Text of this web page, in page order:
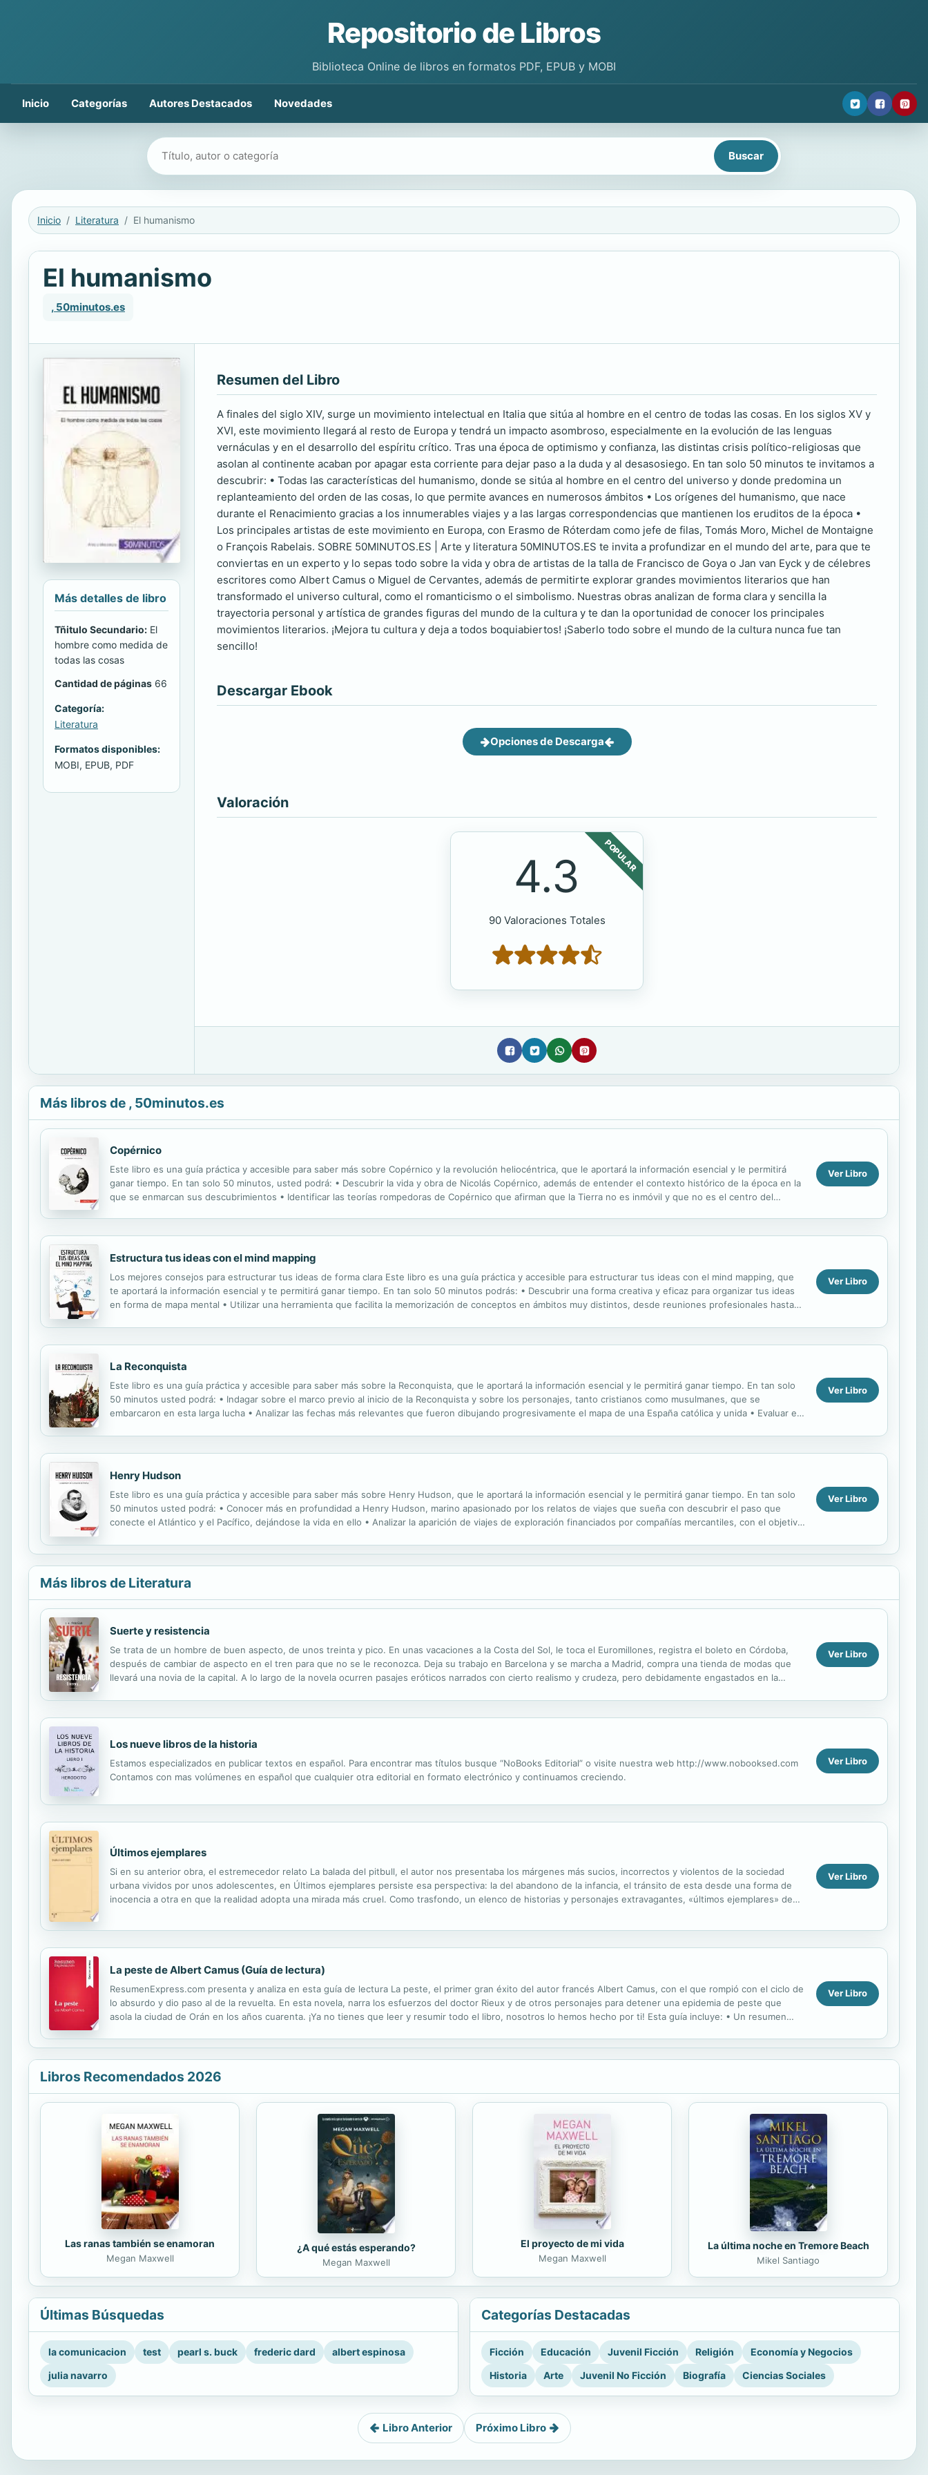
Repositorio de Libros
Biblioteca Online de libros en formatos PDF, EPUB y MOBI
Inicio Categorías Autores Destacados Novedades
Buscar libros
Inicio Literatura El humanismo
El humanismo
, 50minutos.es
Más detalles de libro
Tñitulo Secundario: El
hombre como medida de
todas las cosas
Cantidad de páginas 66
Categoría:
Literatura
Formatos disponibles:
MOBI, EPUB, PDF
Resumen del Libro
A finales del siglo XIV, surge un movimiento intelectual en Italia que sitúa al hombre en el centro de todas las cosas. En los siglos XV y
XVI, este movimiento llegará al resto de Europa y tendrá un impacto asombroso, especialmente en la evolución de las lenguas
vernáculas y en el desarrollo del espíritu crítico. Tras una época de optimismo y confianza, las distintas crisis político-religiosas que
asolan al continente acaban por apagar esta corriente para dejar paso a la duda y al desasosiego. En tan solo 50 minutos te invitamos a
descubrir: • Todas las características del humanismo, donde se sitúa al hombre en el centro del universo y donde predomina un
replanteamiento del orden de las cosas, lo que permite avances en numerosos ámbitos • Los orígenes del humanismo, que nace
durante el Renacimiento gracias a los innumerables viajes y a las largas correspondencias que mantienen los eruditos de la época •
Los principales artistas de este movimiento en Europa, con Erasmo de Róterdam como jefe de filas, Tomás Moro, Michel de Montaigne
o François Rabelais. SOBRE 50MINUTOS.ES | Arte y literatura 50MINUTOS.ES te invita a profundizar en el mundo del arte, para que te
conviertas en un experto y lo sepas todo sobre la vida y obra de artistas de la talla de Francisco de Goya o Jan van Eyck y de célebres
escritores como Albert Camus o Miguel de Cervantes, además de permitirte explorar grandes movimientos literarios que han
transformado el universo cultural, como el romanticismo o el simbolismo. Nuestras obras analizan de forma clara y sencilla la
trayectoria personal y artística de grandes figuras del mundo de la cultura y te dan la oportunidad de conocer los principales
movimientos literarios. ¡Mejora tu cultura y deja a todos boquiabiertos! ¡Saberlo todo sobre el mundo de la cultura nunca fue tan
sencillo!
Descargar Ebook
Opciones de Descarga
Valoración
POPULAR
4.3
90 Valoraciones Totales
Más libros de , 50minutos.es
Copérnico
Este libro es una guía práctica y accesible para saber más sobre Copérnico y la revolución heliocéntrica, que le aportará la información esencial y le permitirá
ganar tiempo. En tan solo 50 minutos, usted podrá: • Descubrir la vida y obra de Nicolás Copérnico, además de entender el contexto histórico de la época en la
que se enmarcan sus descubrimientos • Identificar las teorías rompedoras de Copérnico que afirman que la Tierra no es inmóvil y que no es el centro del
Ver Libro
Estructura tus ideas con el mind mapping
Los mejores consejos para estructurar tus ideas de forma clara Este libro es una guía práctica y accesible para estructurar tus ideas con el mind mapping, que
te aportará la información esencial y te permitirá ganar tiempo. En tan solo 50 minutos podrás: • Descubrir una forma creativa y eficaz para organizar tus ideas
en forma de mapa mental • Utilizar una herramienta que facilita la memorización de conceptos en ámbitos muy distintos, desde reuniones profesionales hasta
Ver Libro
La Reconquista
Este libro es una guía práctica y accesible para saber más sobre la Reconquista, que le aportará la información esencial y le permitirá ganar tiempo. En tan solo
50 minutos usted podrá: • Indagar sobre el marco previo al inicio de la Reconquista y sobre los personajes, tanto cristianos como musulmanes, que se
embarcaron en esta larga lucha • Analizar las fechas más relevantes que fueron dibujando progresivamente el mapa de una España católica y unida • Evaluar el
Ver Libro
Henry Hudson
Este libro es una guía práctica y accesible para saber más sobre Henry Hudson, que le aportará la información esencial y le permitirá ganar tiempo. En tan solo
50 minutos usted podrá: • Conocer más en profundidad a Henry Hudson, marino apasionado por los relatos de viajes que sueña con descubrir el paso que
conecte el Atlántico y el Pacífico, dejándose la vida en ello • Analizar la aparición de viajes de exploración financiados por compañías mercantiles, con el objetivo
Ver Libro
Más libros de Literatura
Suerte y resistencia
Se trata de un hombre de buen aspecto, de unos treinta y pico. En unas vacaciones a la Costa del Sol, le toca el Euromillones, registra el boleto en Córdoba,
después de cambiar de aspecto en el tren para que no se le reconozca. Deja su trabajo en Barcelona y se marcha a Madrid, compra una tienda de modas que
llevará una novia de la capital. A lo largo de la novela ocurren pasajes eróticos narrados con cierto realismo y crudeza, pero debidamente engastados en la
Ver Libro
Los nueve libros de la historia
Estamos especializados en publicar textos en español. Para encontrar mas títulos busque “NoBooks Editorial” o visite nuestra web http://www.nobooksed.com
Contamos con mas volúmenes en español que cualquier otra editorial en formato electrónico y continuamos creciendo.
Ver Libro
Últimos ejemplares
Si en su anterior obra, el estremecedor relato La balada del pitbull, el autor nos presentaba los márgenes más sucios, incorrectos y violentos de la sociedad
urbana vividos por unos adolescentes, en Últimos ejemplares persiste esa perspectiva: la del abandono de la infancia, el tránsito de esta desde una forma de
inocencia a otra en que la realidad adopta una mirada más cruel. Como trasfondo, un elenco de historias y personajes extravagantes, «últimos ejemplares» de
Ver Libro
La peste de Albert Camus (Guía de lectura)
ResumenExpress.com presenta y analiza en esta guía de lectura La peste, el primer gran éxito del autor francés Albert Camus, con el que rompió con el ciclo de
lo absurdo y dio paso al de la revuelta. En esta novela, narra los esfuerzos del doctor Rieux y de otros personajes para detener una epidemia de peste que
asola la ciudad de Orán en los años cuarenta. ¡Ya no tienes que leer y resumir todo el libro, nosotros lo hemos hecho por ti! Esta guía incluye: • Un resumen
Ver Libro
Libros Recomendados 2026
Las ranas también se enamoran
Megan Maxwell
¿A qué estás esperando?
Megan Maxwell
El proyecto de mi vida
Megan Maxwell
La última noche en Tremore Beach
Mikel Santiago
Últimas Búsquedas
la comunicacion test pearl s. buck frederic dard
albert espinosa
julia navarro
Categorías Destacadas
Ficción Educación Juvenil Ficción Religión
Economía y Negocios
Historia
Arte Juvenil No Ficción Biografía Ciencias Sociales
Libro Anterior Próximo Libro